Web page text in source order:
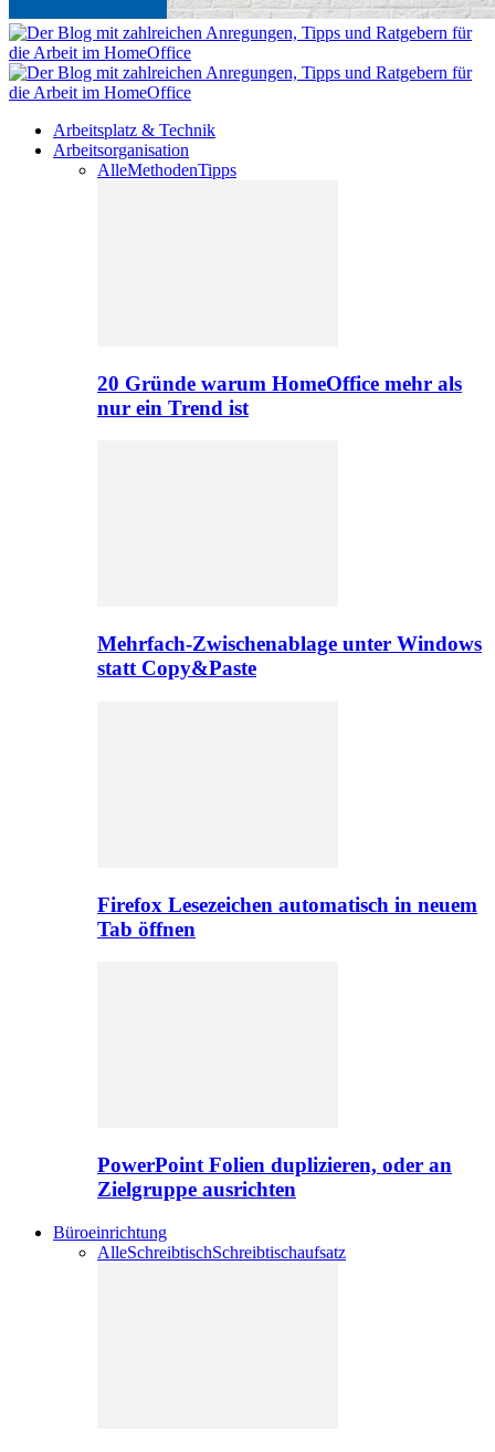
Arbeitsplatz & Technik
Arbeitsorganisation
AlleMethodenTipps
20 Gründe warum HomeOffice mehr als
nur ein Trend ist
Mehrfach-Zwischenablage unter Windows
statt Copy&Paste
Firefox Lesezeichen automatisch in neuem
Tab öffnen
PowerPoint Folien duplizieren, oder an
Zielgruppe ausrichten
Büroeinrichtung
AlleSchreibtischSchreibtischaufsatz